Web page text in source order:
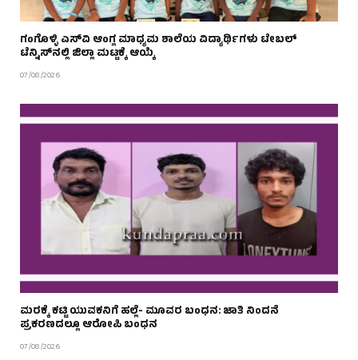
ಗಂಗೊಳ್ಳಿ ಎಸ್‌ವಿ ಆಂಗ್ಲ ಮಾಧ್ಯಮ ಶಾಲೆಯ ವಿದ್ಯಾರ್ಥಿಗಳು ಟೇಬಲ್‌
ಟೆನ್ನಿಸ್‌ನಲ್ಲಿ ಜಿಲ್ಲಾ ಮಟ್ಟಕ್ಕೆ ಆಯ್ಕೆ
07/08/2026
ಮರಕ್ಕೆ ಕಟ್ಟಿ ಯುವಕನಿಗೆ ಹಲ್ಲೆ- ಮೂವರ ಬಂಧನ: ಜಾತಿ ನಿಂದನೆ
ಪ್ರಕರಣದಲ್ಲೂ ಆರೋಪಿ ಬಂಧನ
07/08/2026